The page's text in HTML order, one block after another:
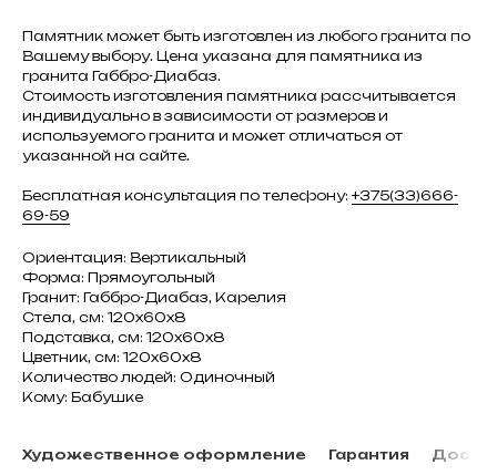
Памятник может быть изготовлен из любого гранита по
Вашему выбору. Цена указана для памятника из
гранита Габбро-Диабаз.
Стоимость изготовления памятника рассчитывается
индивидуально в зависимости от размеров и
используемого гранита и может отличаться от
указанной на сайте.
Бесплатная консультация по телефону: +375(33)666-
69-59
Ориентация: Вертикальный
Форма: Прямоугольный
Гранит: Габбро-Диабаз, Карелия
Стела, см: 120х60х8
Подставка, см: 120х60х8
Цветник, см: 120х60х8
Количество людей: Одиночный
Кому: Бабушке
Художественное оформление Гарантия